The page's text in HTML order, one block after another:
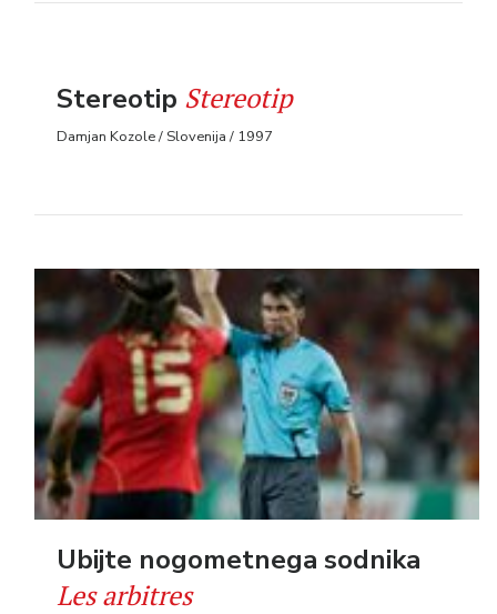
Stereotip Stereotip
Damjan Kozole / Slovenija / 1997
Ubijte nogometnega sodnika
Les arbitres